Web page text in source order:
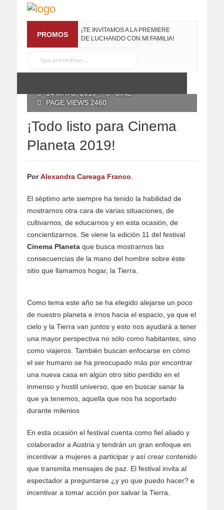
PROMOS
¡TE INVITAMOS A LA PREMIERE
DE LUCHANDO CON MI FAMILIA!
REGALA EL COMPILADO
#ELRECOMENDADOVOL4
14 MAYO, 2019
CINE
PAGE VIEWS 2460
¡Todo listo para Cinema
Planeta 2019!
PorAlexandra Careaga Franco
El séptimo arte siempre ha tenido la habilidad de
mostrarnos otra cara de varias situaciones, de
cultivarnos, de educarnos y en esta ocasión, de
concientizarnos. Se viene la edición 11 del festival
Cinema Planeta que busca mostrarnos las
consecuencias de la mano del hombre sobre éste
sitio que llamamos hogar, la Tierra.
Como tema este año se ha elegido alejarse un poco
de nuestro planeta e irnos hacia el espacio, ya que el
cielo y la Tierra van juntos y esto nos ayudará a tener
una mayor perspectiva no sólo como habitantes, sino
como viajeros. También buscan enfocarse en cómo
el ser humano se ha preocupado más por encontrar
una nueva casa en algún otro sitio perdido en el
inmenso y hostil universo, que en buscar sanar la
que ya tenemos, aquella que nos ha soportado
durante milenios
En esta ocasión el festival cuenta como fiel aliado y
colaborador a Austria y tendrán un gran enfoque en
incentivar a mujeres a participar y así crear contenido
que transmita mensajes de paz. El festival invita al
espectador a preguntarse ¿y yo que puedo hacer? e
incentivar a tomar acción por salvar la Tierra.